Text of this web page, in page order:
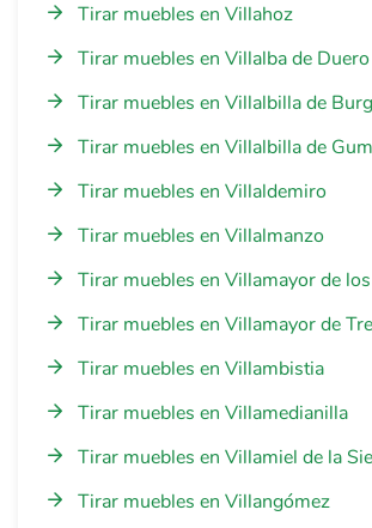
Tirar muebles en Villahoz
Tirar muebles en Villalba de Duero
Tirar muebles en Villalbilla de
Tirar muebles en Villalbilla de
Tirar muebles en Villaldemiro
Tirar muebles en Villalmanzo
Tirar muebles en Villamayor de
Tirar muebles en Villamayor de
Tirar muebles en Villambistia
Tirar muebles en Villamedianilla
Tirar muebles en Villamiel de la
Tirar muebles en Villangómez